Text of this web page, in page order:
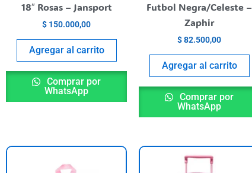
18″ Rosas – Jansport
$ 150.000,00
Agregar al carrito
Comprar por
WhatsApp
Futbol Negra/Celeste –
Zaphir
$82.500,00
Agregar al carrito
Comprar por
WhatsApp